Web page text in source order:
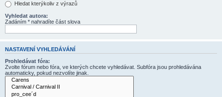
Hledat kterýkoliv z výrazů
Vyhledat autora:
Zadáním * nahradíte část slova
NASTAVENÍ VYHLEDÁVÁNÍ
Prohledávat fóra:
Zvolte fórum nebo fóra, ve kterých chcete vyhledávat. Subfóra jsou prohledávána
automaticky, pokud nezvolíte jinak.